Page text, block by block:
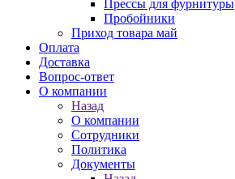
Прессы для фурнитуры
Пробойники
Приход товара май
Оплата
Доставка
Вопрос-ответ
О компании
Назад
О компании
Сотрудники
Политика
Документы